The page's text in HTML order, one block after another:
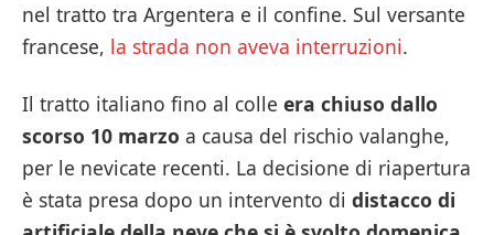
nel tratto tra Argentera e il confine. Sul versante
francese, la strada non aveva interruzioni.
Il tratto italiano fino al colle era chiuso dallo
scorso 10 marzo a causa del rischio valanghe,
per le nevicate recenti. La decisione di riapertura
è stata presa dopo un intervento di distacco di